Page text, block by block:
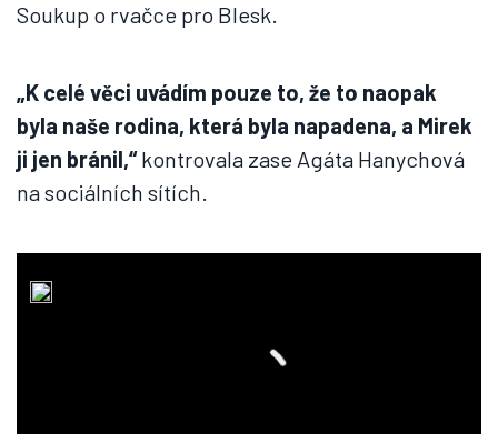
Soukup o rvačce pro Blesk.
„K celé věci uvádím pouze to, že to naopak
byla naše rodina, která byla napadena, a Mirek
ji jen bránil,“kontrovala zase Agáta Hanychová
na sociálních sítích.